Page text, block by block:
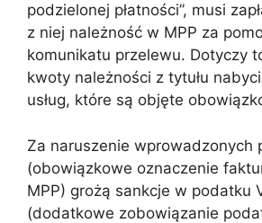
podzielonej płatności”, musi
z niej należność w MPP za
komunikatu przelewu. Dotyczy
kwoty należności z tytułu
usług, które są objęte
Za naruszenie wprowadzonych
(obowiązkowe oznaczenie
MPP) grożą sankcje w podatku
(dodatkowe zobowiązanie